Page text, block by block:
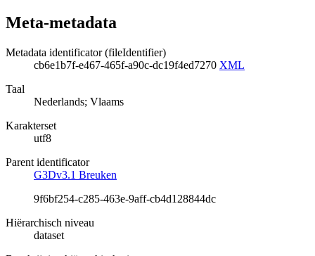
Meta-metadata
Metadata identificator (fileIdentifier)
cb6e1b7f-e467-465f-a90c-dc19f4ed7270 XML
Taal
Nederlands; Vlaams
Karakterset
utf8
Parent identificator
G3Dv3.1 Breuken
9f6bf254-c285-463e-9aff-cb4d128844dc
Hiërarchisch niveau
dataset